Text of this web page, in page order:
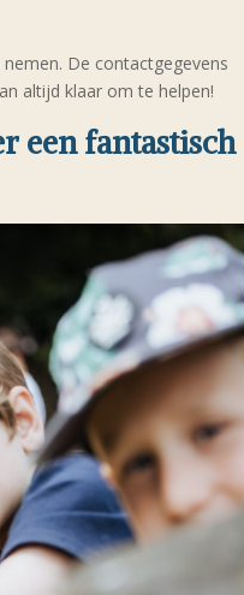
De contactgegevens
altijd klaar om te helpen!
een fantastisch